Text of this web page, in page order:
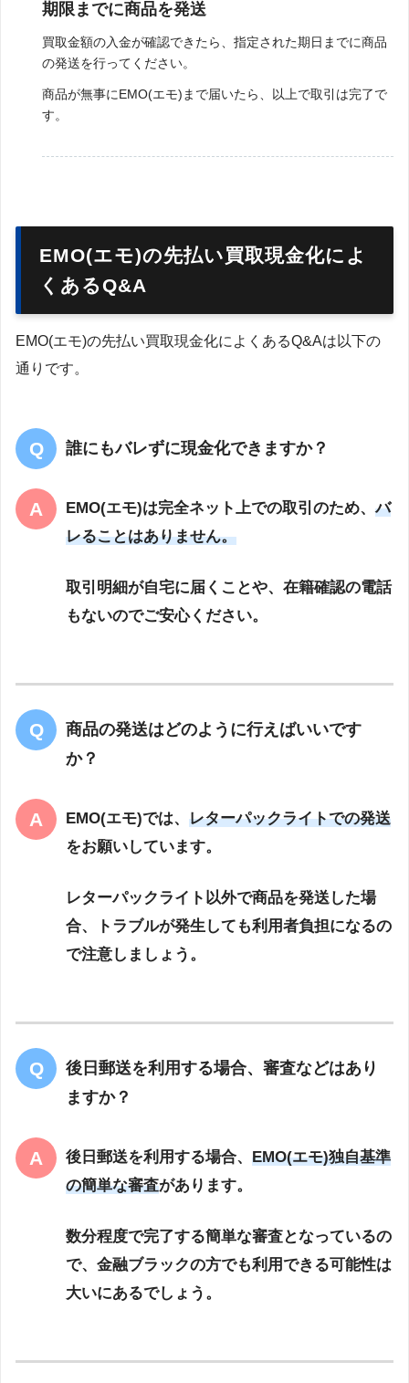
期限までに商品を発送
買取金額の入金が確認できたら、指定された期日までに商品
の発送を行ってください。
商品が無事にEMO(エモ)まで届いたら、以上で取引は完了で
す。
EMO(エモ)の先払い買取現金化によ
くあるQ&A
EMO(エモ)の先払い買取現金化によくあるQ&Aは以下の
通りです。
誰にもバレずに現金化できますか？
EMO(エモ)は完全ネット上での取引のため、バ
レることはありません。
取引明細が自宅に届くことや、在籍確認の電話
もないのでご安心ください。
商品の発送はどのように行えばいいです
か？
EMO(エモ)では、 レターパックライトでの発送
をお願いしています。
レターパックライト以外で商品を発送した場
合、トラブルが発生しても利用者負担になるの
で注意しましょう。
後日郵送を利用する場合、審査などはあり
ますか？
後日郵送を利用する場合、 EMO(エモ)独自基準
の簡単な審査があります。
数分程度で完了する簡単な審査となっているの
で、金融ブラックの方でも利用できる可能性は
大いにあるでしょう。